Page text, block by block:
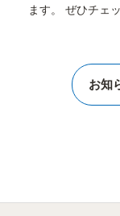
ます。 ぜひ
お知